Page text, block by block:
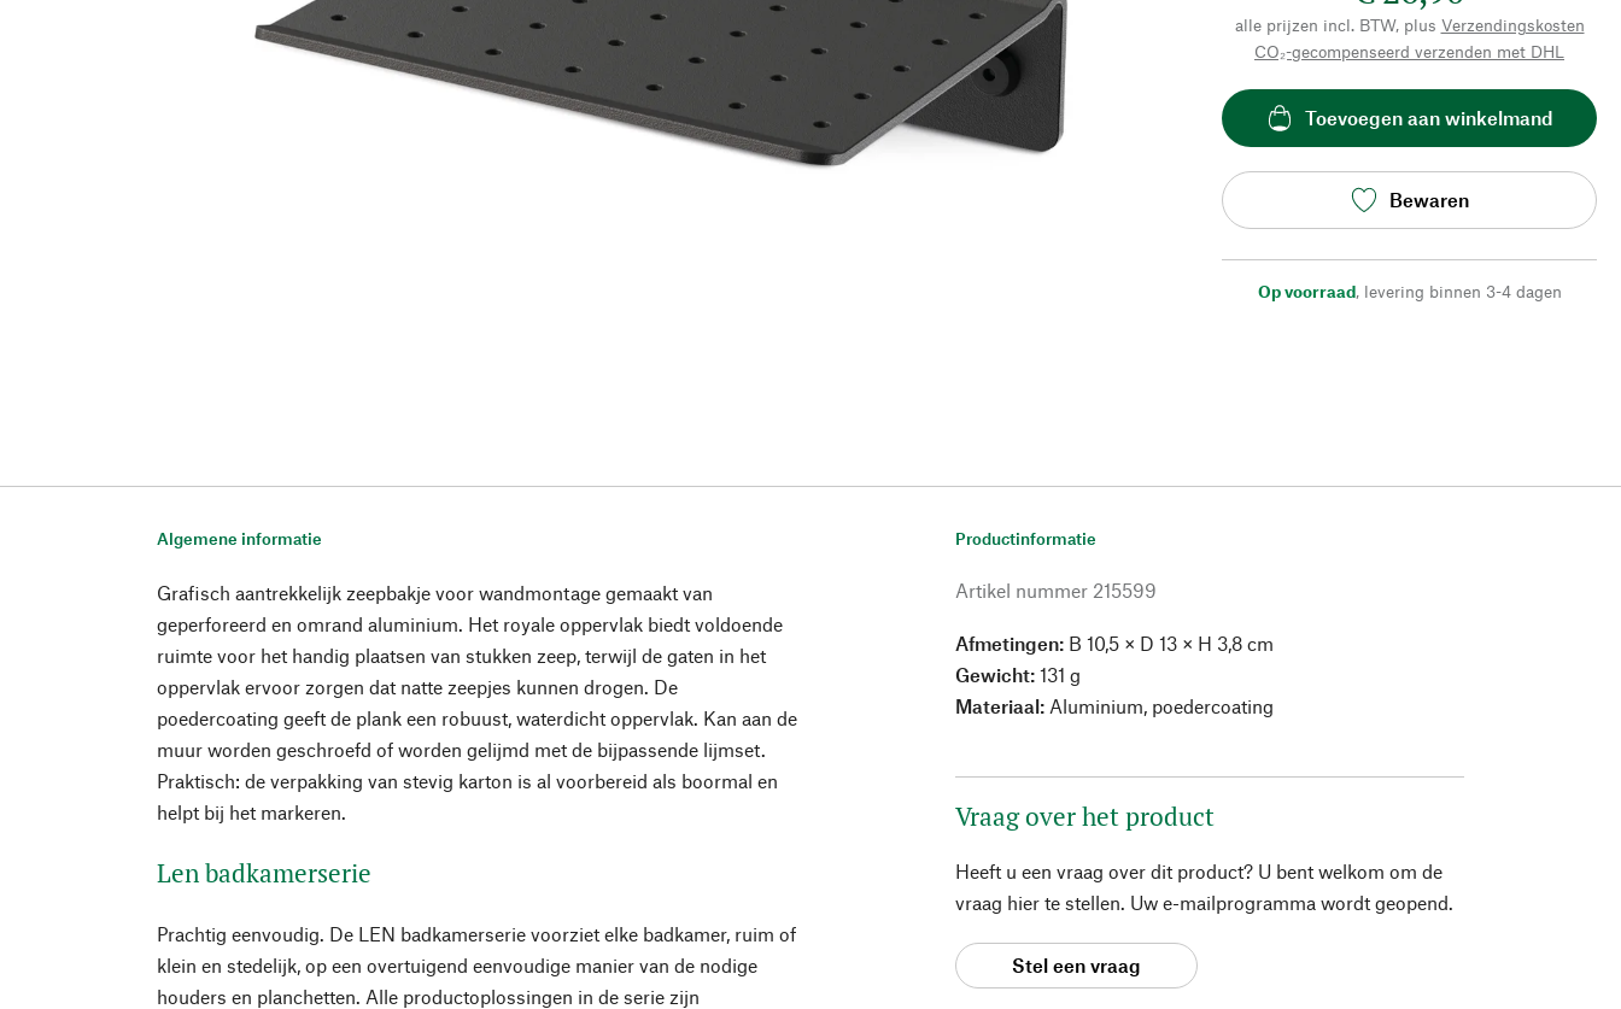
alle prijzen incl. BTW, plus Verzendingskosten
CO₂-gecompenseerd verzenden met DHL
Toevoegen aan winkelmand
Bewaren
Op voorraad, levering binnen 3-4 dagen
Algemene informatie
Grafisch aantrekkelijk zeepbakje voor wandmontage gemaakt van
geperforeerd en omrand aluminium. Het royale oppervlak biedt voldoende
ruimte voor het handig plaatsen van stukken zeep, terwijl de gaten in het
oppervlak ervoor zorgen dat natte zeepjes kunnen drogen. De
poedercoating geeft de plank een robuust, waterdicht oppervlak. Kan aan de
muur worden geschroefd of worden gelijmd met de bijpassende lijmset.
Praktisch: de verpakking van stevig karton is al voorbereid als boormal en
helpt bij het markeren.
Len badkamerserie
Prachtig eenvoudig. De LEN badkamerserie voorziet elke badkamer, ruim of
klein en stedelijk, op een overtuigend eenvoudige manier van de nodige
houders en planchetten. Alle productoplossingen in de serie zijn
Productinformatie
Artikel nummer 215599
Afmetingen: B 10,5 × D 13 × H 3,8 cm
Gewicht:131 g
Materiaal: Aluminium, poedercoating
Vraag over het product
Heeft u een vraag over dit product? U bent welkom om de
vraag hier te stellen. Uw e-mailprogramma wordt geopend.
Stel een vraag